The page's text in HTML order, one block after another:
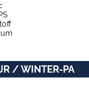
/ WINTER-PA